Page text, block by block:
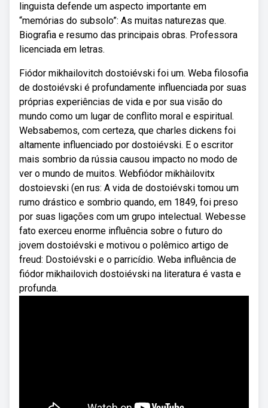
linguista defende um aspecto importante em
“memórias do subsolo”: As muitas naturezas que.
Biografia e resumo das principais obras. Professora
licenciada em letras.
Fiódor mikhailovitch dostoiévski foi um. Weba filosofia
de dostoiévski é profundamente influenciada por suas
próprias experiências de vida e por sua visão do
mundo como um lugar de conflito moral e espiritual.
Websabemos, com certeza, que charles dickens foi
altamente influenciado por dostoiévski. E o escritor
mais sombrio da rússia causou impacto no modo de
ver o mundo de muitos. Webfiódor mikhàilovitx
dostoievski (en rus: A vida de dostoiévski tomou um
rumo drástico e sombrio quando, em 1849, foi preso
por suas ligações com um grupo intelectual. Webesse
fato exerceu enorme influência sobre o futuro do
jovem dostoiévski e motivou o polêmico artigo de
freud: Dostoiévski e o parricídio. Weba influência de
fiódor mikhailovich dostoiévski na literatura é vasta e
profunda.